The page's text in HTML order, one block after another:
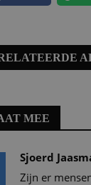
MEE
Sjoerd
Zijn er